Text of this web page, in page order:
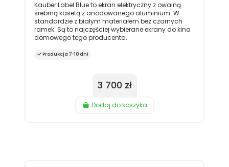
Kauber Label Blue to ekran elektryczny z owalną
srebrną kasetą z anodowanego aluminium. W
standardzie z białym materiałem bez czarnych
ramek. Są to najczęściej wybierane ekrany do kina
domowego tego producenta.
Produkcja 7-10 dni
3 700 zł
Dodaj do koszyka